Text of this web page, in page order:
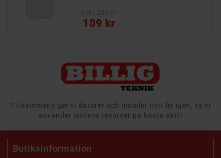
109 kr
Pris
Tillsammans ger vi datorer och mobiler nytt liv igen, så vi
använder jordens resurser på bästa sätt!
Butiksinformation 